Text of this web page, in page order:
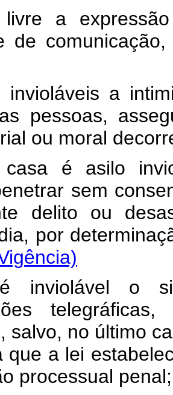
a expressão
de
a
pessoas,
ou moral
é asilo
sem
delito ou
dia, por
o
salvo, no último
que a lei
processual